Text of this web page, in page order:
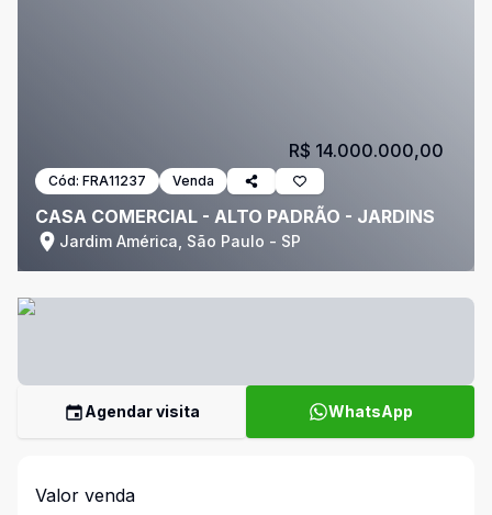
Cód: FRA11237 Venda
CASA COMERCIAL - ALTO PADRÃO - JARDINS
Jardim América, São Paulo - SP
R$ 14.000.000,00
Agendar visita WhatsApp
Valor venda